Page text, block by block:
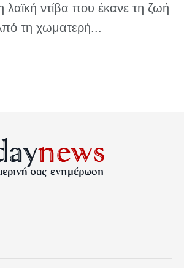
λαϊκή ντίβα που έκανε τη ζωή
τη χωματερή...